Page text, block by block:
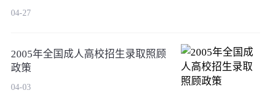
04-27
2005年全国成人高校招生录取照顾
政策
04-03